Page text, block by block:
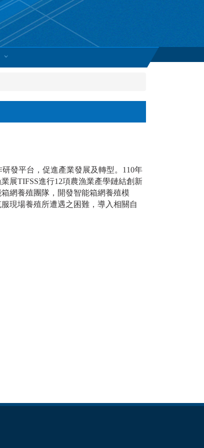
發平台，促進產業發展及轉型。110年
展TIFSS進行12項農漁業產學鏈結創新
網養殖團隊，開發智能箱網養殖模
現場養殖所遭遇之困難，導入相關自